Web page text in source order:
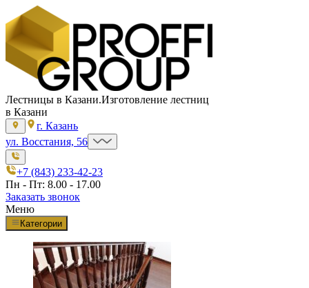
Лестницы в Казани.Изготовление лестниц
в Казани
г. Казань
ул. Восстания, 56
+7 (843) 233-42-23
Пн - Пт: 8.00 - 17.00
Заказать звонок
Меню
Категории